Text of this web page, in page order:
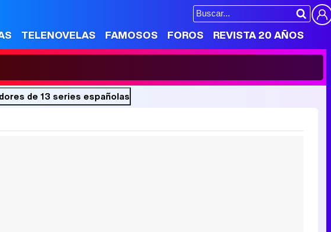
TELENOVELAS FAMOSOS FOROS REVISTA 20 AÑOS
de 13 series españolas